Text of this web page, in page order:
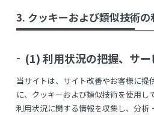
3. クッキーおよび類似技術の
(1) 利用状況の把握、サ
当サイトは、サイト改善やお客様に提
に、クッキーおよび類似技術を使用し
利用状況に関する情報を収集し、分析